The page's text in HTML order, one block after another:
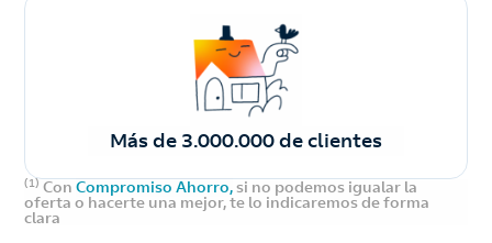
Más de 3.000.000 de clientes
(1)ConCompromiso Ahorro,si no podemos igualar la
oferta o hacerte una mejor, te lo indicaremos de forma
clara